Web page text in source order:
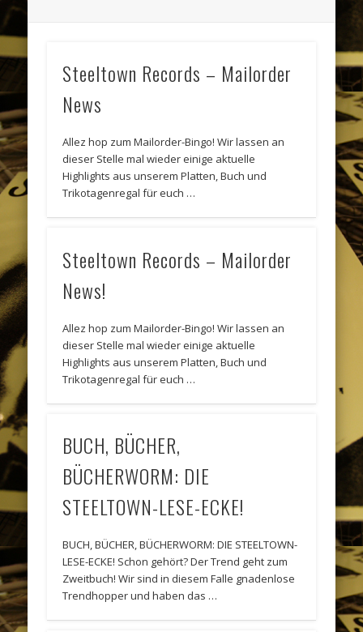
Steeltown Records – Mailorder
News
Allez hop zum Mailorder-Bingo! Wir lassen an
dieser Stelle mal wieder einige aktuelle
Highlights aus unserem Platten, Buch und
Trikotagenregal für euch …
Steeltown Records – Mailorder
News!
Allez hop zum Mailorder-Bingo! Wir lassen an
dieser Stelle mal wieder einige aktuelle
Highlights aus unserem Platten, Buch und
Trikotagenregal für euch …
BUCH, BÜCHER,
BÜCHERWORM: DIE
STEELTOWN-LESE-ECKE!
BUCH, BÜCHER, BÜCHERWORM: DIE STEELTOWN-
LESE-ECKE! Schon gehört? Der Trend geht zum
Zweitbuch! Wir sind in diesem Falle gnadenlose
Trendhopper und haben das …